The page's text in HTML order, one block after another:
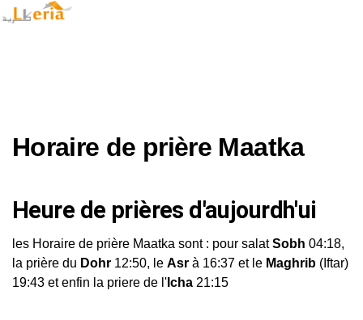
Horaire de prière Maatka
Heure de prières d'aujourdh'ui
les Horaire de prière Maatka sont : pour salatSobh 04:18,
la prière du Dohr 12:50, le Asr à 16:37 et le Maghrib (Iftar)
19:43 et enfin la priere de l' Icha 21:15